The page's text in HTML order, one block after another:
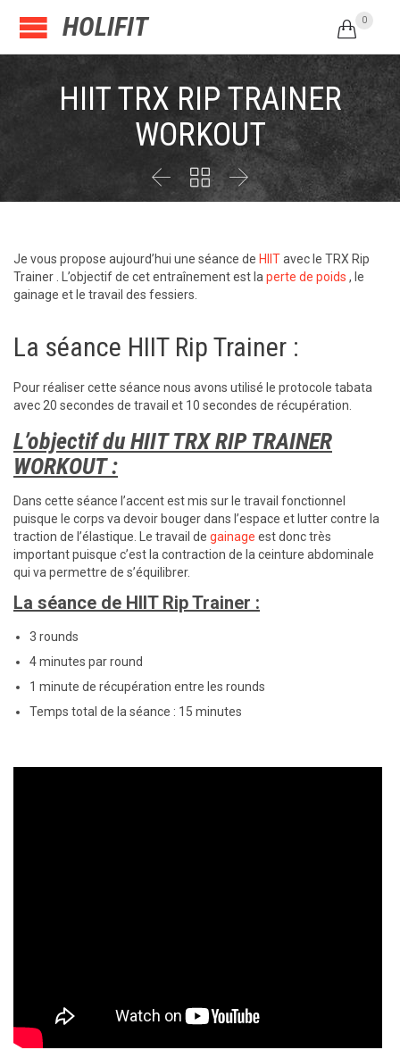
HOLIFIT  0
HIIT TRX RIP TRAINER
WORKOUT
  
Je vous propose aujourd’hui une séance de HIITavec le TRX Rip
Trainer . L’objectif de cet entraînement est la perte de poids , le
gainage et le travail des fessiers.
La séance HIIT Rip Trainer :
Pour réaliser cette séance nous avons utilisé le protocole tabata
avec 20 secondes de travail et 10 secondes de récupération.
L’objectif du HIIT TRX RIP TRAINER
WORKOUT :
Dans cette séance l’accent est mis sur le travail fonctionnel
puisque le corps va devoir bouger dans l’espace et lutter contre la
traction de l’élastique. Le travail de gainage est donc très
important puisque c’est la contraction de la ceinture abdominale
qui va permettre de s’équilibrer.
La séance de HIIT Rip Trainer :
3 rounds
4 minutes par round
1 minute de récupération entre les rounds
Temps total de la séance : 15 minutes